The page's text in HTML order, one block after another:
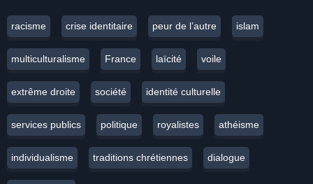
racisme crise identitaire peur de l’autre islam
multiculturalisme France laïcité voile
extrême droite société identité culturelle
services publics politique royalistes athéisme
individualisme traditions chrétiennes dialogue